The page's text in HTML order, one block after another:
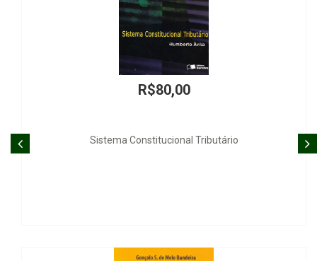
R$24,00
REVISTA DE JURISPRUDÊNCIA Nº 33